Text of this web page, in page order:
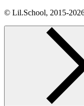
© Lil.School,